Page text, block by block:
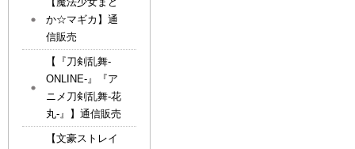
か☆マギカ】通
信販売
【『刀剣乱舞-
ONLINE-』『ア
ニメ刀剣乱舞-花
丸-』】通信販売
【文豪ストレイ